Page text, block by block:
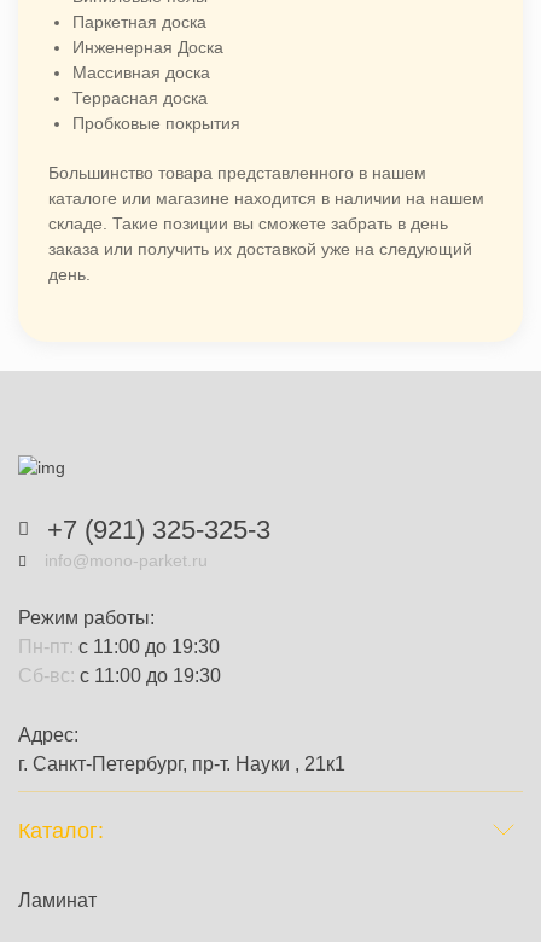
Паркетная доска
Инженерная Доска
Массивная доска
Террасная доска
Пробковые покрытия
Большинство товара представленного в нашем
каталоге или магазине находится в наличии на нашем
складе. Такие позиции вы сможете забрать в день
заказа или получить их доставкой уже на следующий
день.
+7 (921) 325-325-3
info@mono-parket.ru
Режим работы:
Пн-пт: с 11:00 до 19:30
Сб-вс: с 11:00 до 19:30
Адрес:
г. Санкт-Петербург, пр-т. Науки , 21к1
Каталог:
Ламинат